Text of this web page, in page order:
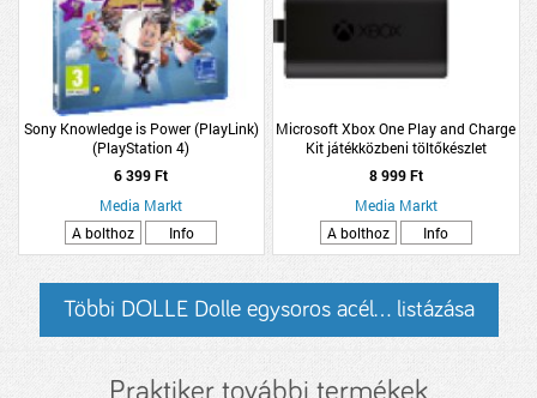
Sony Knowledge is Power (PlayLink)
(PlayStation 4)
6 399 Ft
Media Markt
A bolthoz
Info
Microsoft Xbox One Play and Charge
Kit játékközbeni töltőkészlet
8 999 Ft
Media Markt
A bolthoz
Info
Többi DOLLE Dolle egysoros acél... listázása
Praktiker további termékek